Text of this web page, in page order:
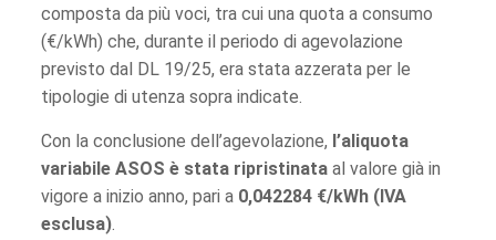
composta da più voci, tra cui una quota a consumo
(€/kWh) che, durante il periodo di agevolazione
previsto dal DL 19/25, era stata azzerata per le
tipologie di utenza sopra indicate.
Con la conclusione dell’agevolazione, l’aliquota
variabile ASOS è stata ripristinataal valore già in
vigore a inizio anno, pari a 0,042284 €/kWh (IVA
esclusa).